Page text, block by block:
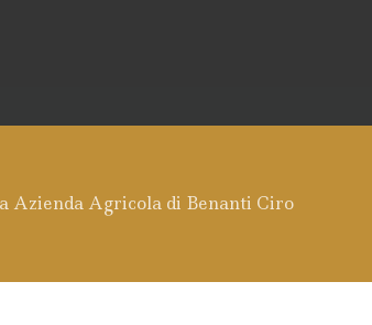
Azienda Agricola di Benanti Ciro